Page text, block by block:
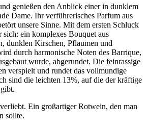
genießen den Anblick einer in dunklem
Dame. Ihr verführerisches Parfum aus
unsere Sinne. Mit dem ersten Schluck
sich: ein komplexes Bouquet aus
dunklen Kirschen, Pflaumen und
durch harmonische Noten des Barrique,
wurde, abgerundet. Die feinrassige
verspielt und rundet das vollmundige
sind die leichten 13%, auf die der kräftige
Ein großartiger Rotwein, den man
sollte.